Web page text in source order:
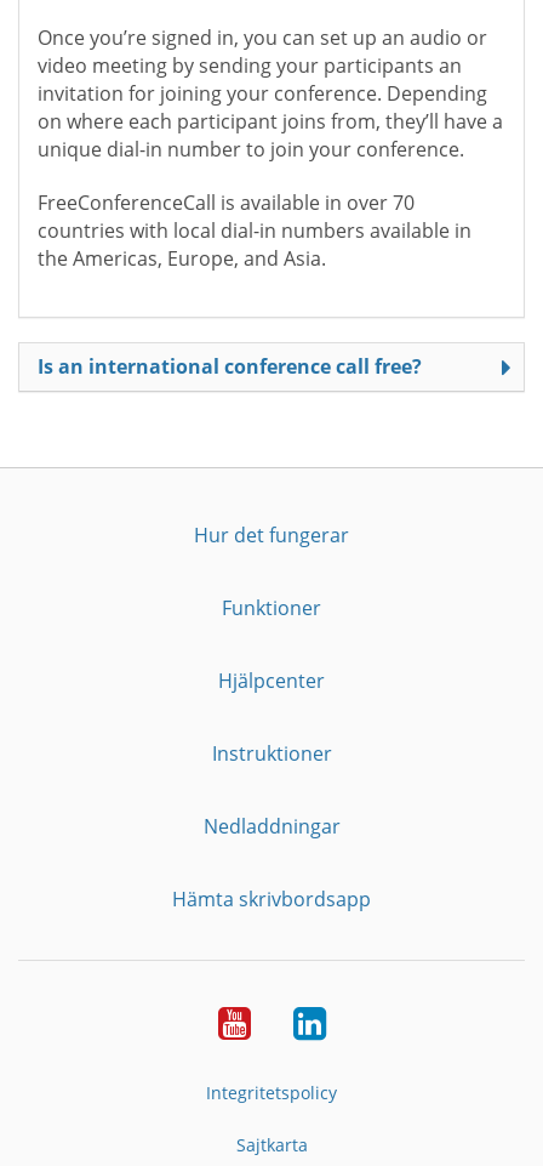
Once you’re signed in, you can set up an audio or
video meeting by sending your participants an
invitation for joining your conference. Depending
on where each participant joins from, they’ll have a
unique dial-in number to join your conference.
FreeConferenceCall is available in over 70
countries with local dial-in numbers available in
the Americas, Europe, and Asia.
Is an international conference call free?
Hur det fungerar
Funktioner
Hjälpcenter
Instruktioner
Nedladdningar
Hämta skrivbordsapp
YouTubeLinkedIn
Integritetspolicy
Sajtkarta